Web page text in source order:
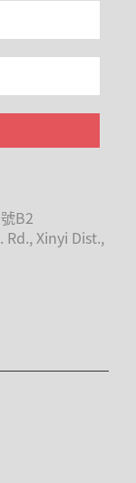
B2
Rd., Xinyi Dist.,